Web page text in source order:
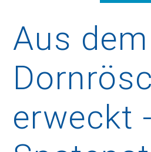
Aus dem
erweckt -